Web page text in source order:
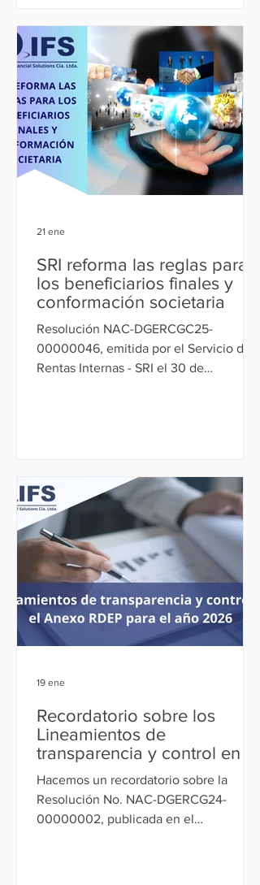
inusuales e injustificadas. La entrega
del informe se realizará hasta el 30 de
mayo de 2026.
SRI reforma las reglas para
los beneficiarios finales y
conformación societaria
Resolución NAC-DGERCGC25-
00000046, emitida por el Servicio de
Rentas Internas - SRI el 30 de
presentación del Reporte de
Beneficiarios Finales y Composición
Societaria (REBEFICS), incorporando
nuevos supuestos aplicables a
fideicomisos estatales y a
organizaciones del régimen de la
Economía Popular y Solidaria (LOEPS).
21 ene
Recordatorio sobre los
Lineamientos de
transparencia y control en el
Anexo RDEP para el año
2026
Hacemos un recordatorio sobre la
Resolución No. NAC-DGERCG24-
00000002, publicada en el
19 ene